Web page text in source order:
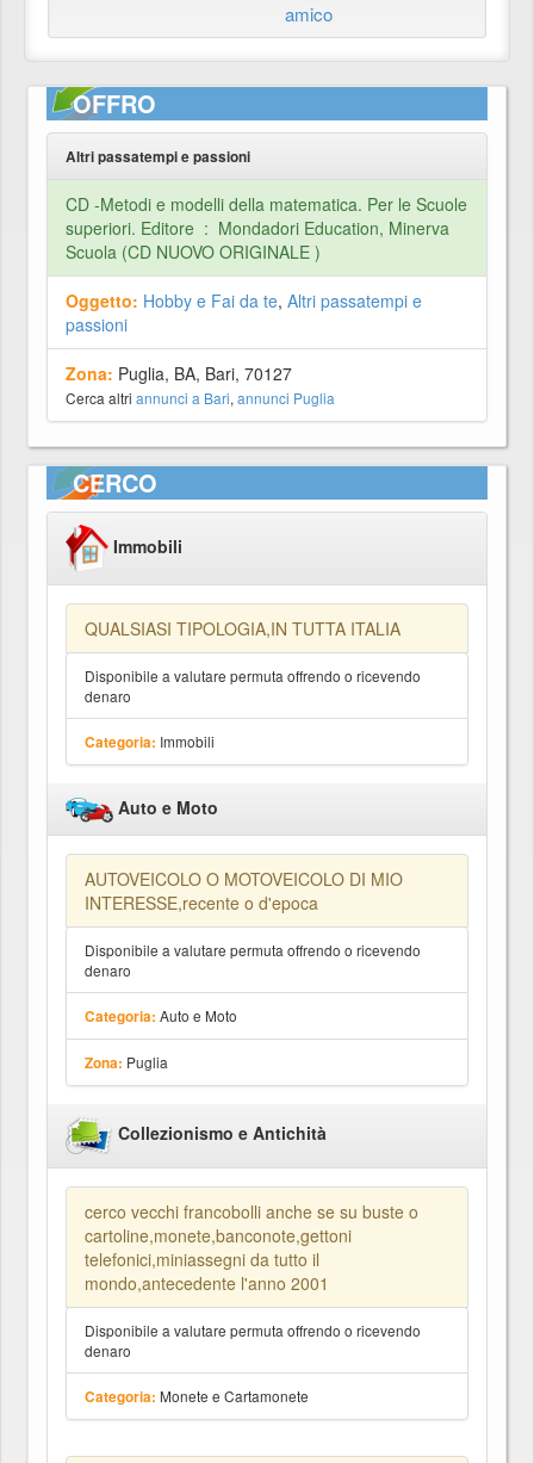
amico
OFFRO
Altri passatempi e passioni
CD -Metodi e modelli della matematica. Per le Scuole
superiori. Editore ‏ : ‎ Mondadori Education, Minerva
Scuola (CD NUOVO ORIGINALE )
Oggetto: Hobby e Fai da te, Altri passatempi e
passioni
Zona: Puglia, BA, Bari, 70127
Cerca altri annunci a Bari, annunci Puglia
CERCO
Immobili
QUALSIASI TIPOLOGIA,IN TUTTA ITALIA
Disponibile a valutare permuta offrendo o ricevendo
denaro
Categoria: Immobili
Auto e Moto
AUTOVEICOLO O MOTOVEICOLO DI MIO
INTERESSE,recente o d'epoca
Disponibile a valutare permuta offrendo o ricevendo
denaro
Categoria: Auto e Moto
Zona: Puglia
Collezionismo e Antichità
cerco vecchi francobolli anche se su buste o
cartoline,monete,banconote,gettoni
telefonici,miniassegni da tutto il
mondo,antecedente l'anno 2001
Disponibile a valutare permuta offrendo o ricevendo
denaro
Categoria: Monete e Cartamonete